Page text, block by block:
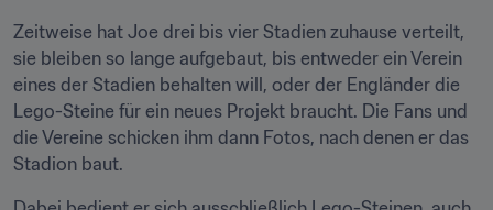
Zeitweise hat Joe drei bis vier Stadien zuhause verteilt,
sie bleiben so lange aufgebaut, bis entweder ein Verein
eines der Stadien behalten will, oder der Engländer die
Lego-Steine für ein neues Projekt braucht. Die Fans und
die Vereine schicken ihm dann Fotos, nach denen er das
Stadion baut.